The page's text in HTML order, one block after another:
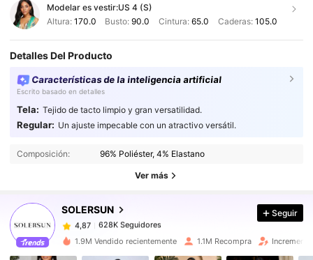
Modelar es vestir:US 4 (S)
Altura: 170.0 Busto:90.0 Cintura: 65.0 Caderas: 105.0
Detalles Del Producto
Características de la inteligencia artificial
Escrito basado en detalles
Tela: Tejido de tacto limpio y gran versatilidad.
Regular: Un ajuste impecable con un atractivo versátil.
Composición: 96% Poliéster, 4% Elastano
Ver más
SOLERSUN
628K Seguidores
628K Seguidores
4,87
628K Seguidores
e***a
Hace 1 día
Seguir
1.9M Vendido recientemente 1.1M Recompra